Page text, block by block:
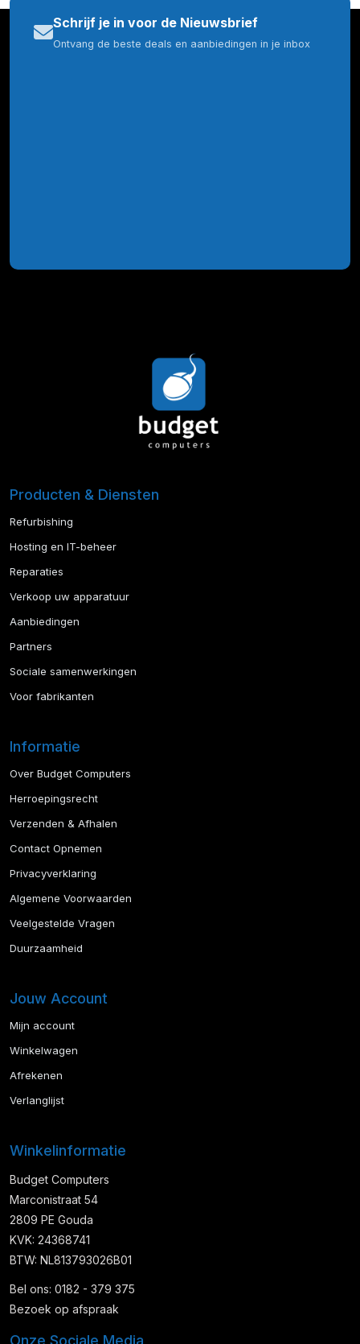
Schrijf je in voor de Nieuwsbrief
Ontvang de beste deals en aanbiedingen in je inbox
Producten & Diensten
Refurbishing
Hosting en IT-beheer
Reparaties
Verkoop uw apparatuur
Aanbiedingen
Partners
Sociale samenwerkingen
Voor fabrikanten
Informatie
Over Budget Computers
Herroepingsrecht
Verzenden & Afhalen
Contact Opnemen
Privacyverklaring
Algemene Voorwaarden
Veelgestelde Vragen
Duurzaamheid
Jouw Account
Mijn account
Winkelwagen
Afrekenen
Verlanglijst
Winkelinformatie
Budget Computers
Marconistraat 54
2809 PE Gouda
KVK: 24368741
BTW: NL813793026B01
Bel ons: 0182 - 379 375
Bezoek op afspraak
Onze Sociale Media